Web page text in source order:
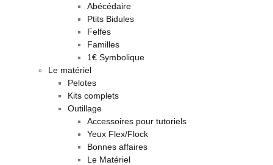
Abécédaire
Ptits Bidules
Felfes
Familles
1€ Symbolique
Le matériel
Pelotes
Kits complets
Outillage
Accessoires pour tutoriels
Yeux Flex/Flock
Bonnes affaires
Le Matériel